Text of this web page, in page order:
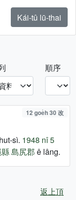
Kái-tû lū-thai
順序
12 goe̍h 30 改
sì. 1948 nî5
島尻郡 ê lâng.
返上頂